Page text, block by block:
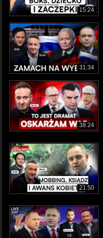
15:24
31:34
38:24
21:50